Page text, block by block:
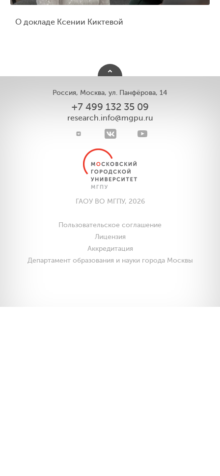
О докладе Ксении Киктевой
Россия, Москва, ул. Панфёрова, 14
+7 499 132 35 09
research.info@mgpu.ru
ГАОУ ВО МГПУ, 2026
Пользовательское соглашение
Лицензия
Аккредитация
Департамент образования и науки города Москвы